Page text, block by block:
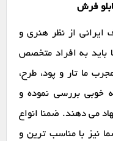
از نظر هنری و
باید به افراد متخصص
ما تار و پود، طرح،
بررسی نموده و
می دهند. ضمنا انواع
نیز با مناسب ترین و